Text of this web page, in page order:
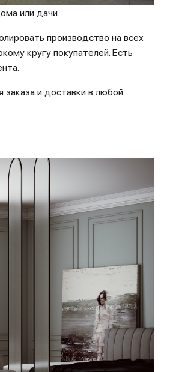
или дачи.
производство на всех
кругу покупателей. Есть
и доставки в любой